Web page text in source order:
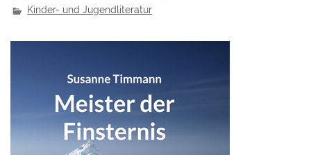
Kinder- und Jugendliteratur